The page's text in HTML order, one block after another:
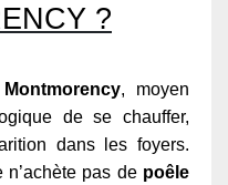
?
, moyen
de se chauffer,
dans les foyers.
pas de poêle